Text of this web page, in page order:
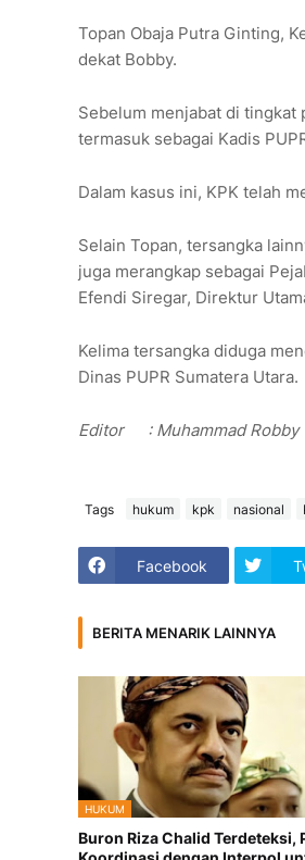
Topan Obaja Putra Ginting,
dekat Bobby.
Sebelum menjabat di tingkat
termasuk sebagai Kadis
Dalam kasus ini, KPK telah
Selain Topan, tersangka
juga merangkap sebagai
Efendi Siregar, Direktur
Kelima tersangka diduga
Dinas PUPR Sumatera Utara.
Editor : Muhammad Robby
Tags hukum kpk nasional
Facebook
BERITA MENARIK LAINNYA
HUKUM
Buron Riza Chalid Terdeteksi,